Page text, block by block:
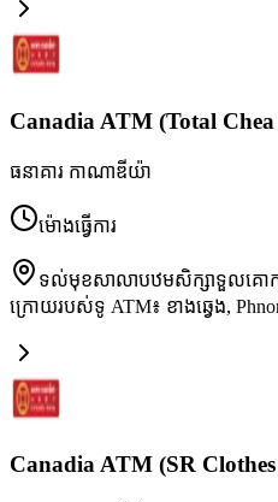
Canadia ATM (Total
ធនាគារ កាណាឌីយ៉ា
ម៉ោងធ្វើការ
ទល់មុខសាលាបឋមសិក្សាទួលគោក ខ
ក្រោយរបស់ទូ ATM៖ ខាងឆ្វេង,
Canadia ATM (SR